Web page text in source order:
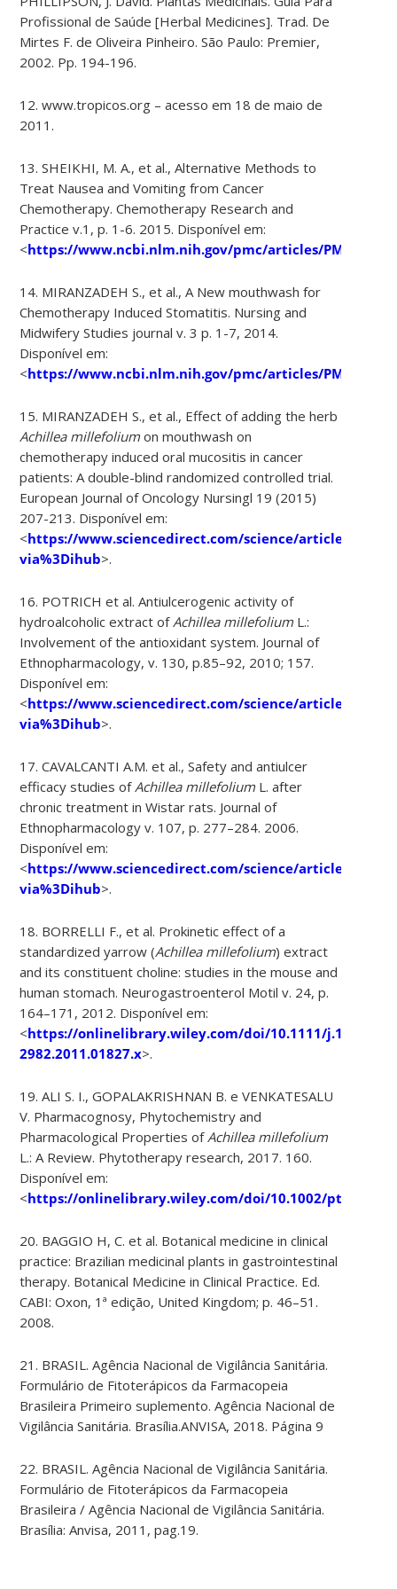
Profissional de Saúde [Herbal Medicines]. Trad. De
Mirtes F. de Oliveira Pinheiro. São Paulo: Premier,
2002. Pp. 194-196.
12. www.tropicos.org – acesso em 18 de maio de
2011.
13. SHEIKHI, M. A., et al., Alternative Methods to
Treat Nausea and Vomiting from Cancer
Chemotherapy. Chemotherapy Research and
Practice v.1, p. 1-6. 2015. Disponível em:
<https://www.ncbi.nlm.nih.gov/pmc/articles/
14. MIRANZADEH S., et al., A New mouthwash for
Chemotherapy Induced Stomatitis. Nursing and
Midwifery Studies journal v. 3 p. 1-7, 2014.
Disponível em:
<https://www.ncbi.nlm.nih.gov/pmc/articles/
15. MIRANZADEH S., et al., Effect of adding the herb
Achillea millefolium on mouthwash on
chemotherapy induced oral mucositis in cancer
patients: A double-blind randomized controlled trial.
European Journal of Oncology Nursingl 19 (2015)
207-213. Disponível em:
<https://www.sciencedirect.com/science/article/pii/
via%3Dihub>.
16. POTRICH et al. Antiulcerogenic activity of
hydroalcoholic extract ofAchillea millefolium L.:
Involvement of the antioxidant system. Journal of
Ethnopharmacology, v. 130, p.85–92, 2010; 157.
Disponível em:
<https://www.sciencedirect.com/science/article/pii/
via%3Dihub>.
17. CAVALCANTI A.M. et al., Safety and antiulcer
efficacy studies of Achillea millefolium L. after
chronic treatment in Wistar rats. Journal of
Ethnopharmacology v. 107, p. 277–284. 2006.
Disponível em:
<https://www.sciencedirect.com/science/article/pii/
via%3Dihub>.
18. BORRELLI F., et al. Prokinetic effect of a
standardized yarrow (Achillea millefolium) extract
and its constituent choline: studies in the mouse and
human stomach. Neurogastroenterol Motil v. 24, p.
164–171, 2012. Disponível em:
<https://onlinelibrary.wiley.com/doi/10.1111/j.1365-
2982.2011.01827.x>.
19. ALI S. I., GOPALAKRISHNAN B. e VENKATESALU
V. Pharmacognosy, Phytochemistry and
Pharmacological Properties of Achillea millefolium
L.: A Review. Phytotherapy research, 2017. 160.
Disponível em:
<https://onlinelibrary.wiley.com/doi/10.1002/ptr.5840
20. BAGGIO H, C. et al. Botanical medicine in clinical
practice: Brazilian medicinal plants in gastrointestinal
therapy. Botanical Medicine in Clinical Practice. Ed.
CABI: Oxon, 1ª edição, United Kingdom; p. 46–51.
2008.
21. BRASIL. Agência Nacional de Vigilância Sanitária.
Formulário de Fitoterápicos da Farmacopeia
Brasileira Primeiro suplemento. Agência Nacional de
Vigilância Sanitária. Brasília.ANVISA, 2018. Página 9
22. BRASIL. Agência Nacional de Vigilância Sanitária.
Formulário de Fitoterápicos da Farmacopeia
Brasileira / Agência Nacional de Vigilância Sanitária.
Brasília: Anvisa, 2011, pag.19.